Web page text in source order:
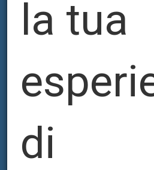
la tua
di